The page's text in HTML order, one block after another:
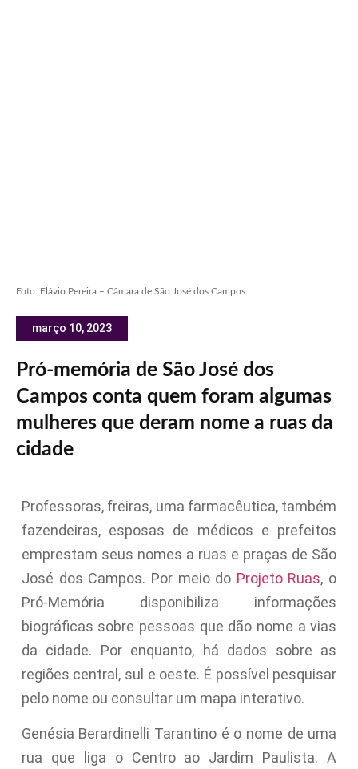
Foto: Flávio Pereira – Câmara de São José dos Campos
março 10, 2023
Pró-memória de São José dos
Campos conta quem foram algumas
mulheres que deram nome a ruas da
cidade
Professoras, freiras, uma farmacêutica, também
fazendeiras, esposas de médicos e prefeitos
emprestam seus nomes a ruas e praças de São
José dos Campos. Por meio do Projeto Ruas, o
Pró-Memória disponibiliza informações
biográficas sobre pessoas que dão nome a vias
da cidade. Por enquanto, há dados sobre as
regiões central, sul e oeste. É possível pesquisar
pelo nome ou consultar um mapa interativo.
Genésia Berardinelli Tarantino é o nome de uma
rua que liga o Centro ao Jardim Paulista. A